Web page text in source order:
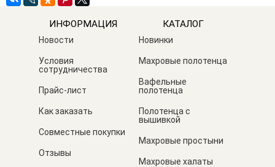
ИНФОРМАЦИЯ
Новости
Условия
сотрудничества
Прайс-лист
Как заказать
Совместные покупки
Отзывы
КАТАЛОГ
Новинки
Махровые полотенца
Вафельные
полотенца
Полотенца с
вышивкой
Махровые простыни
Махровые халаты